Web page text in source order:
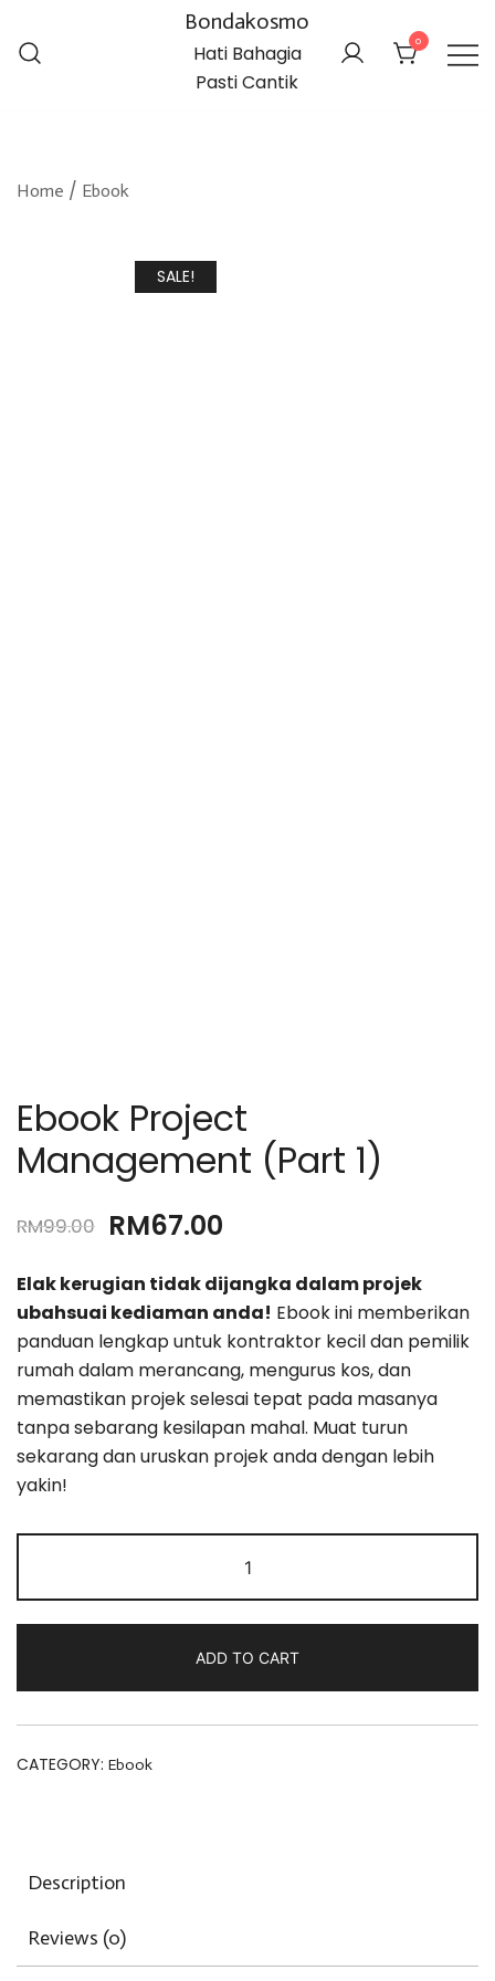
Bondakosmo
Hati Bahagia
Pasti Cantik
0
Home / Ebook
SALE!
Ebook Project
Management (Part 1)
RM99.00 RM67.00
Elak kerugian tidak dijangka dalam projek
ubahsuai kediaman anda! Ebook ini memberikan
panduan lengkap untuk kontraktor kecil dan pemilik
rumah dalam merancang, mengurus kos, dan
memastikan projek selesai tepat pada masanya
tanpa sebarang kesilapan mahal. Muat turun
sekarang dan uruskan projek anda dengan lebih
yakin!
ADD TO CART
CATEGORY: Ebook
Description
Reviews (0)